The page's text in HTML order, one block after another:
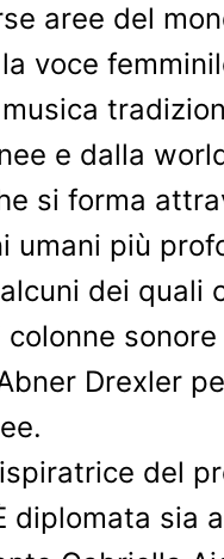
aree del
voce
e dalla
si forma
umani più
dei quali
Drexler
del
sia